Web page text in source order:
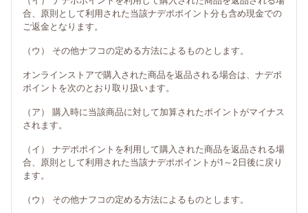
合、原則として利用された当該ナデポポイント分も含め現金での
ご返金となります。
（ウ） その他ナフコの定める方法によるものとします。
オンラインストアで購入された商品を返品される場合は、ナデポ
ポイントを次のとおり取り扱います。
（ア） 購入時に当該商品に対して加算されたポイントがマイナス
されます。
（イ） ナデポポイントを利用して購入された商品を返品される場
合、原則として利用された当該ナデポポイントが1～2日後に戻り
ます。
（ウ） その他ナフコの定める方法によるものとします。